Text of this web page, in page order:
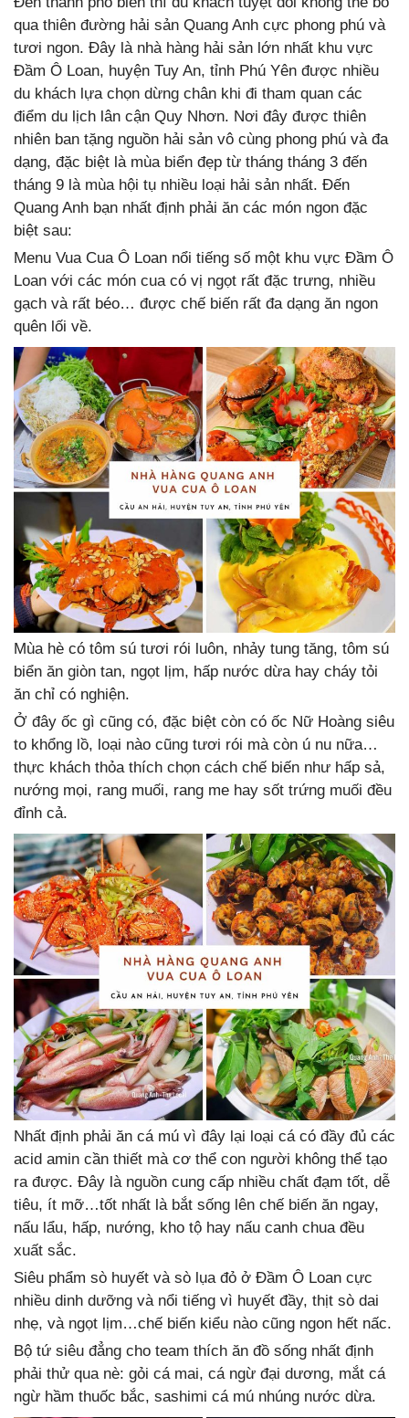
qua thiên đường hải sản Quang Anh cực phong phú và
tươi ngon. Đây là nhà hàng hải sản lớn nhất khu vực
Đầm Ô Loan, huyện Tuy An, tỉnh Phú Yên được nhiều
du khách lựa chọn dừng chân khi đi tham quan các
điểm du lịch lân cận Quy Nhơn. Nơi đây được thiên
nhiên ban tặng nguồn hải sản vô cùng phong phú và đa
dạng, đặc biệt là mùa biển đẹp từ tháng tháng 3 đến
tháng 9 là mùa hội tụ nhiều loại hải sản nhất. Đến
Quang Anh bạn nhất định phải ăn các món ngon đặc
biệt sau:
Menu Vua Cua Ô Loan nổi tiếng số một khu vực Đầm Ô
Loan với các món cua có vị ngọt rất đặc trưng, nhiều
gạch và rất béo… được chế biến rất đa dạng ăn ngon
quên lối về.
Mùa hè có tôm sú tươi rói luôn, nhảy tung tăng, tôm sú
biển ăn giòn tan, ngọt lịm, hấp nước dừa hay cháy tỏi
ăn chỉ có nghiện.
Ở đây ốc gì cũng có, đặc biệt còn có ốc Nữ Hoàng siêu
to khổng lồ, loại nào cũng tươi rói mà còn ú nu nữa…
thực khách thỏa thích chọn cách chế biến như hấp sả,
nướng mọi, rang muối, rang me hay sốt trứng muối đều
đỉnh cả.
Nhất định phải ăn cá mú vì đây lại loại cá có đầy đủ các
acid amin cần thiết mà cơ thể con người không thể tạo
ra được. Đây là nguồn cung cấp nhiều chất đạm tốt, dễ
tiêu, ít mỡ…tốt nhất là bắt sống lên chế biến ăn ngay,
nấu lẩu, hấp, nướng, kho tộ hay nấu canh chua đều
xuất sắc.
Siêu phẩm sò huyết và sò lụa đỏ ở Đầm Ô Loan cực
nhiều dinh dưỡng và nổi tiếng vì huyết đầy, thịt sò dai
nhẹ, và ngọt lịm…chế biến kiểu nào cũng ngon hết nấc.
Bộ tứ siêu đẳng cho team thích ăn đồ sống nhất định
phải thử qua nè: gỏi cá mai, cá ngừ đại dương, mắt cá
ngừ hầm thuốc bắc, sashimi cá mú nhúng nước dừa.